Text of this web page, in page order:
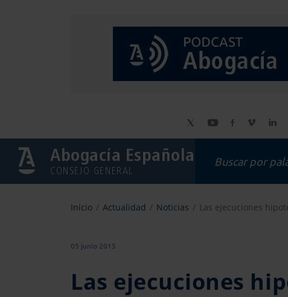
Abogacía Española
CONSEJO GENERAL
Inicio Actualidad Noticias Las ejecuciones
05 junio 2015
Las ejecuciones